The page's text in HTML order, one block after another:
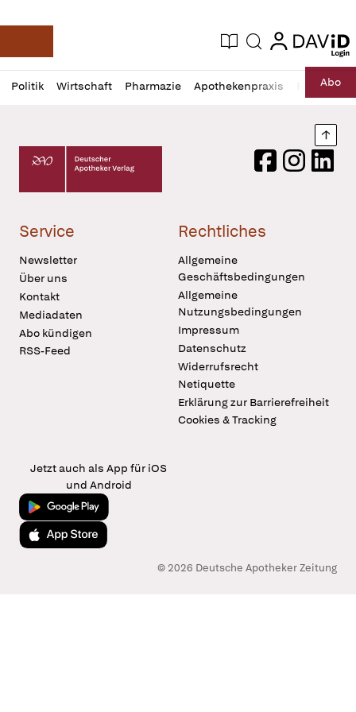
Deutsche Apotheker Zeitung
Aktuelle Ausgabe
Suche login
login
Politik Wirtschaft Pharmazie Apothekenpraxis RechtAbo
Profil
öffnen
Daz
Pur
Deutscher Apotheker Verlag Logo
FacebookInstagram
Service
Newsletter
Über uns
Kontakt
Mediadaten
Abo kündigen
RSS-Feed
Rechtliches
Allgemeine
Geschäftsbedingungen
Allgemeine
Nutzungsbedingungen
Impressum
Datenschutz
Widerrufsrecht
Netiquette
Erklärung zur Barrierefreiheit
Cookies & Tracking
Jetzt auch als App für iOS
und Android
Jetzt bei Google Play
Laden im App Store
© 2026 Deutsche Apotheker Zeitung